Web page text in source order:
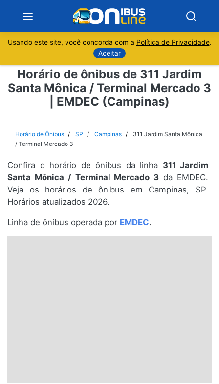
Sobre
Minas Gerais
Espírito Santo
Paraná
Santa Catarina
Usando este site, você concorda com a Política de Privacidade.
Aceitar
Horário de ônibus de 311 Jardim
Santa Mônica / Terminal Mercado 3
| EMDEC (Campinas)
Horário de Ônibus SP Campinas
311 Jardim Santa Mônica
/ Terminal Mercado 3
Confira o horário de ônibus da linha 311 Jardim
Santa Mônica / Terminal Mercado 3 da EMDEC.
Veja os horários de ônibus em Campinas, SP.
Horários atualizados 2026.
Linha de ônibus operada por EMDEC.